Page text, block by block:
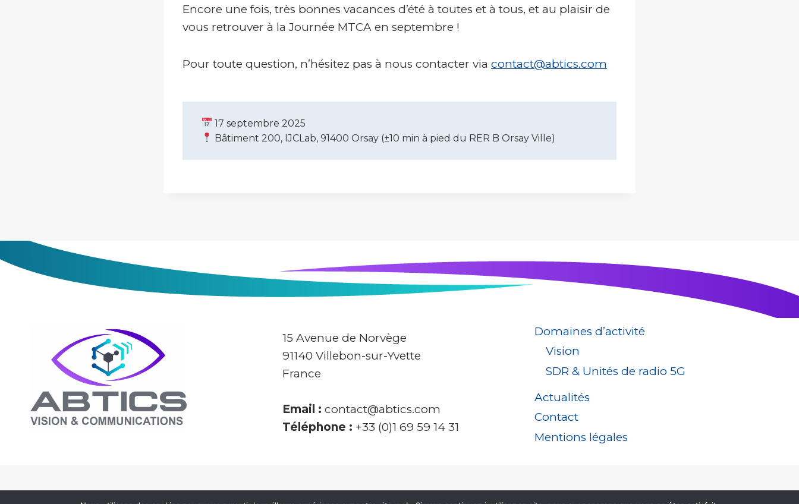
Encore une fois, très bonnes vacances d’été à toutes et à tous, et au plaisir de
vous retrouver à la Journée MTCA en septembre !
Pour toute question, n’hésitez pas à nous contacter via contact@abtics.com
17 septembre 2025
Bâtiment 200, IJCLab, 91400 Orsay (±10 min à pied du RER B Orsay Ville)
15 Avenue de Norvège
91140 Villebon-sur-Yvette
France
Email : contact@abtics.com
Téléphone : +33 (0)1 69 59 14 31
Domaines d’activité
Vision
SDR & Unités de radio 5G
Actualités
Contact
Mentions légales